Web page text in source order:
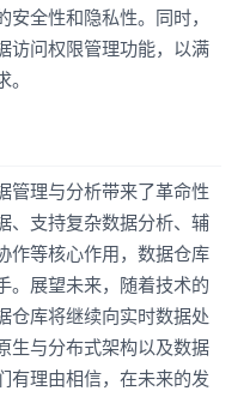
全性和隐私性。同时，
访问权限管理功能，以满
管理与分析带来了革命性
、支持复杂数据分析、辅
作等核心作用，数据仓库
。展望未来，随着技术的
仓库将继续向实时数据处
生与分布式架构以及数据
有理由相信，在未来的发